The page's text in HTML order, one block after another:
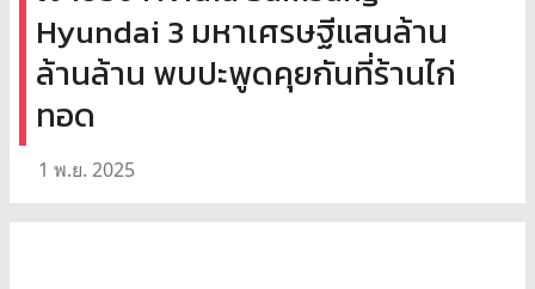
Hyundai 3 มหาเศรษฐีแสนล้าน
ล้านล้าน พบปะพูดคุยกันที่ร้านไก่
ทอด
1 พ.ย. 2025